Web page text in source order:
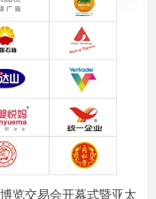
览交易会开幕式暨亚太